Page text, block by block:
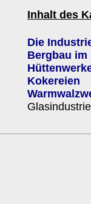
Inhalt des
Die
Bergbau im
Kokereien
Glasindustrie